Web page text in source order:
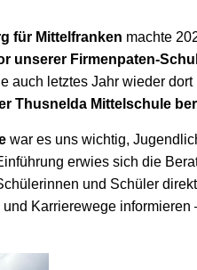
für Mittelfranken machte
unserer Firmenpaten-
auch letztes Jahr wieder dort
Thusnelda Mittelschule
war es uns wichtig,
erwies sich die
und Schüler
Karrierewege informieren